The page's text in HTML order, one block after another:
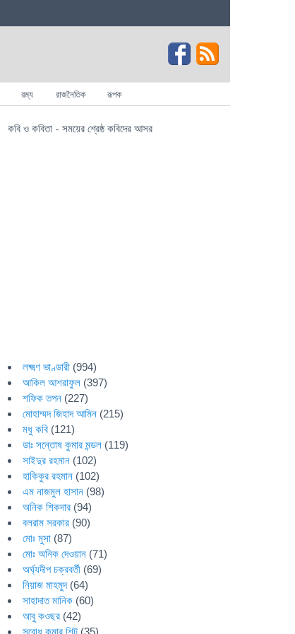
রম্য রাজনৈতিক রূপক
কবি ও কবিতা - সময়ের শ্রেষ্ঠ কবিদের আসর
লক্ষ্মণ ভাণ্ডারী (994)
আকিল আশরাফুল (397)
শফিক তপন (227)
মোহাম্মদ জিহাদ আমিন (215)
মধু কবি (121)
ডাঃ সন্তোষ কুমার মন্ডল (119)
সাইদুর রহমান (102)
হাকিকুর রহমান (102)
এম নাজমুল হাসান (98)
অনিক শিকদার (94)
বলরাম সরকার (90)
মোঃ মুসা (87)
মোঃ অনিক দেওয়ান (71)
অর্ঘ্যদীপ চক্রবর্তী (69)
নিয়াজ মাহমুদ(64)
সাহাদাত মানিক (60)
আবু কওছর (42)
সুবোধ কুমার শিট (35)